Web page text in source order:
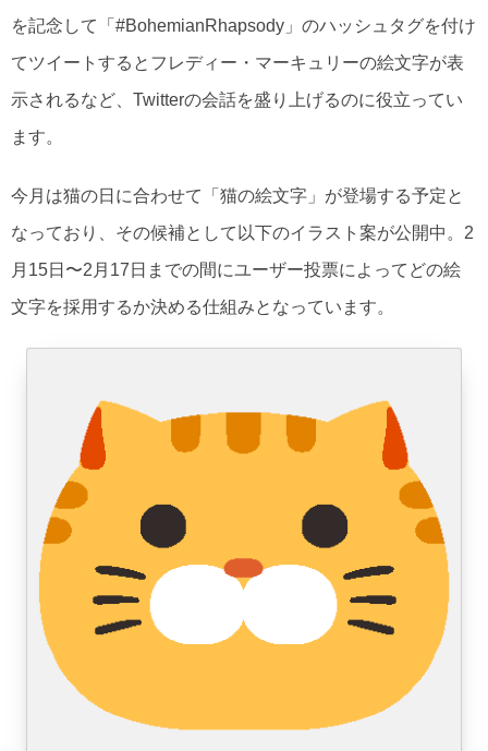
を記念して「#BohemianRhapsody」のハッシュタグを付け
てツイートするとフレディー・マーキュリーの絵文字が表
示されるなど、Twitterの会話を盛り上げるのに役立ってい
ます。
今月は猫の日に合わせて「猫の絵文字」が登場する予定と
なっており、その候補として以下のイラスト案が公開中。2
月15日〜2月17日までの間にユーザー投票によってどの絵
文字を採用するか決める仕組みとなっています。